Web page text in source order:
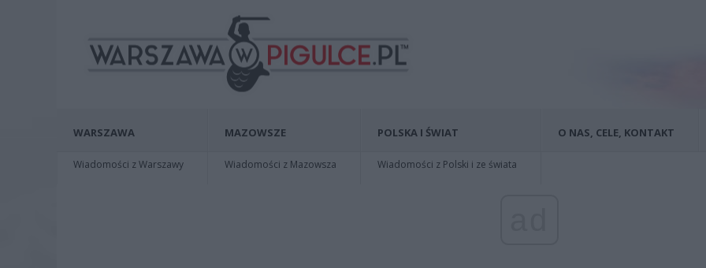
WARSZAWA
Wiadomości z Warszawy
MAZOWSZE
Wiadomości z Mazowsza
POLSKA I ŚWIAT
Wiadomości z Polski i ze świata
O NAS, CELE, KONTAKT